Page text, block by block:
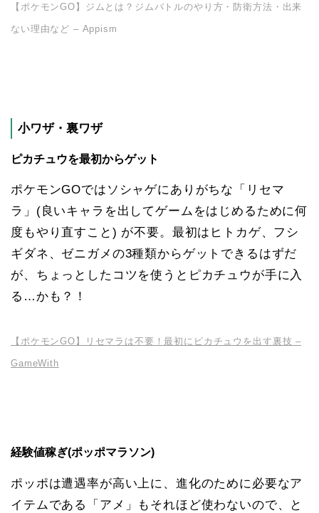
【ポケモンGO】ジムとは？ジムバトルのやり方・防衛方法・出来
ない理由など – Appism
小ワザ・裏ワザ
ピカチュウを最初からゲット
ポケモンGOではソシャゲにありがちな「リセマ
ラ」(良いキャラを出してゲームをはじめるために何
度もやり直すこと) が不要。最初はヒトカゲ、フシ
ギダネ、ゼニガメの3種類からゲットできるはずだ
が、ちょっとしたコツを使うとピカチュウが手に入
る…かも？！
【ポケモンGO】リセマラは不要！最初にピカチュウを出す裏技 –
GameWith
経験値稼ぎ(ポッポマラソン)
ポッポは遭遇率が高い上に、進化のために必要なア
イテムである「アメ」もそれほど使わないので、と